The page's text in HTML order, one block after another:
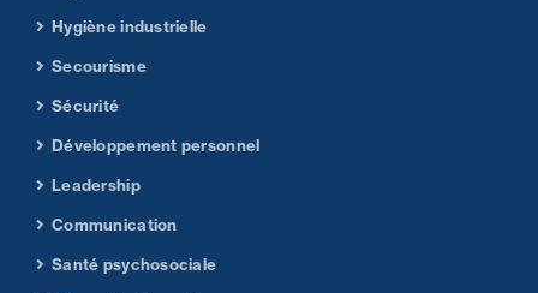
Hygiène industrielle
Secourisme
Sécurité
Développement personnel
Leadership
Communication
Santé psychosociale